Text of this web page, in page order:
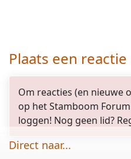
Plaats een reactie
Om reacties (en nieuwe
op het Stamboom
loggen! Nog geen lid?
Direct naar...